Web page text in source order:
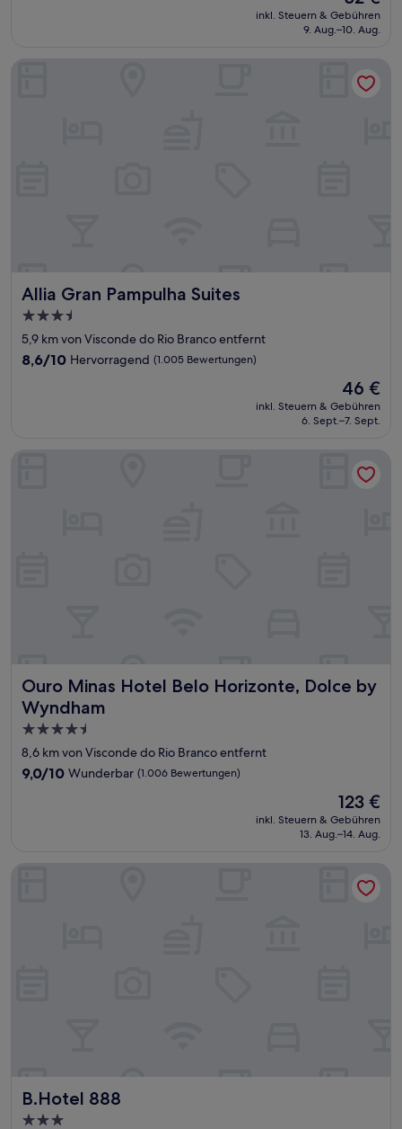
Preis
beträgt
inkl. Steuern & Gebühren
9. Aug.–10. Aug.
Allia Gran Pampulha Suites
Allia Gran Pampulha Suites
3.5-
Sterne-
Unterkunft
5,9 km von Visconde do Rio Branco entfernt
8.6
8,6/10 Hervorragend (1.005 Bewertungen)
Der
Preis
beträgt
46 €
inkl. Steuern & Gebühren
6. Sept.–7. Sept.
Allia Gran Pampulha Suites
Ouro Minas Hotel Belo Horizonte, Dolce by
Wyndham
Ouro Minas Hotel Belo Horizonte, Dolce by Wyndham
4.5-
Sterne-
Unterkunft
8,6 km von Visconde do Rio Branco entfernt
9.0
9,0/10 Wunderbar (1.006 Bewertungen)
Der
Preis
beträgt
123 €
inkl. Steuern & Gebühren
13. Aug.–14. Aug.
B.Hotel 888
B.Hotel 888
3.0-
B.Hotel 888